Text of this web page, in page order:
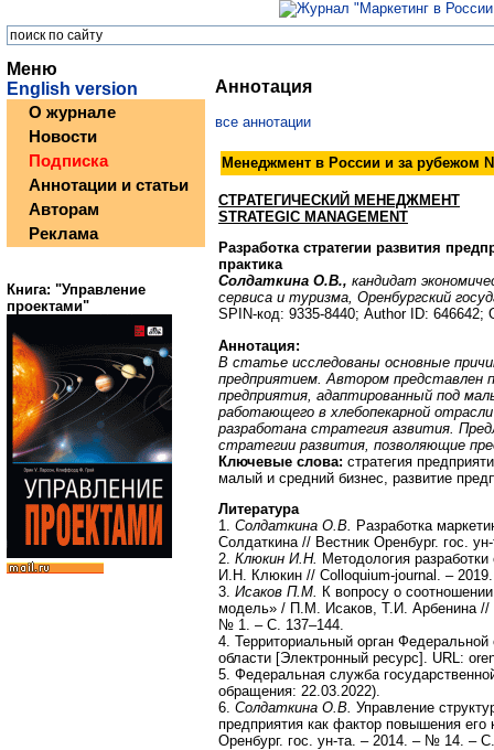
Меню
English version
О журнале
Новости
Подписка
Аннотации и статьи
Авторам
Реклама
Книга: "Управление
проектами"
Аннотация
все аннотации
Менеджмент в России и за рубежом
СТРАТЕГИЧЕСКИЙ МЕНЕДЖМЕНТ
STRATEGIC MANAGEMENT
Разработка стратегии развития
практика
Солдаткина О.В., кандидат
сервиса и туризма, Оренбургский
SPIN-код: 9335-8440; Author ID: 646642;
Аннотация:
В статье исследованы основные
предприятием. Автором представлен
предприятия, адаптированный под
работающего в хлебопекарной
разработана стратегия азвития.
стратегии развития, позволяющие
Ключевые слова: стратегия
малый и средний бизнес, развитие
Литература
1. Солдаткина О.В.
Разработка
Солдаткина // Вестник Оренбург. гос.
2. Клюкин И.Н. Методология
И.Н. Клюкин // Colloquium-journal. –
3. Исаков П.М.
К вопросу о
модель» / П.М. Исаков, Т.И. Арбенина //
№ 1. – С. 137–144.
4. Территориальный орган Федеральной
области [Электронный ресурс]. URL:
5. Федеральная служба
обращения: 22.03.2022).
6. Солдаткина О.В. Управление
предприятия как фактор повышения
Оренбург. гос. ун-та. – 2014. – № 14. –